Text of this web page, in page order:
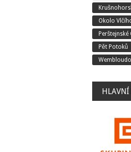
Okolo
Perštejnské
Pět Potoků
HLAVNÍ